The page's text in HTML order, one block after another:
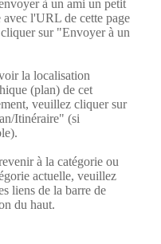
à un ami un petit
avec l'URL de cette page
sur "Envoyer à un
la localisation
(plan) de cet
veuillez cliquer sur
Itinéraire" (si
à la catégorie ou
actuelle, veuillez
liens de la barre de
du haut.